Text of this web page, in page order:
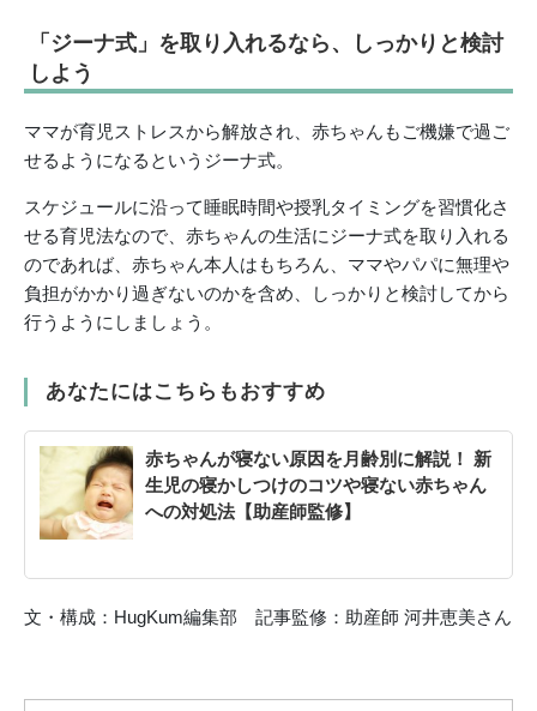
「ジーナ式」を取り入れるなら、しっかりと検討
しよう
ママが育児ストレスから解放され、赤ちゃんもご機嫌で過ご
せるようになるというジーナ式。
スケジュールに沿って睡眠時間や授乳タイミングを習慣化さ
せる育児法なので、赤ちゃんの生活にジーナ式を取り入れる
のであれば、赤ちゃん本人はもちろん、ママやパパに無理や
負担がかかり過ぎないのかを含め、しっかりと検討してから
行うようにしましょう。
あなたにはこちらもおすすめ
赤ちゃんが寝ない原因を月齢別に解説！ 新
生児の寝かしつけのコツや寝ない赤ちゃん
への対処法【助産師監修】
文・構成：HugKum編集部 記事監修：助産師 河井恵美さん